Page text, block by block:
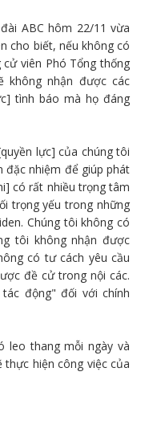
ABC hôm 22/11 vừa
cho biết, nếu không có
viên Phó Tổng thống
không nhận được các
tình báo mà họ đáng
lực] của chúng tôi
đặc nhiệm để giúp phát
có rất nhiều trọng tâm
trọng yếu trong những
Chúng tôi không có
tôi không nhận được
có tư cách yêu cầu
đề cử trong nội các.
động" đối với chính
leo thang mỗi ngày và
thực hiện công việc của